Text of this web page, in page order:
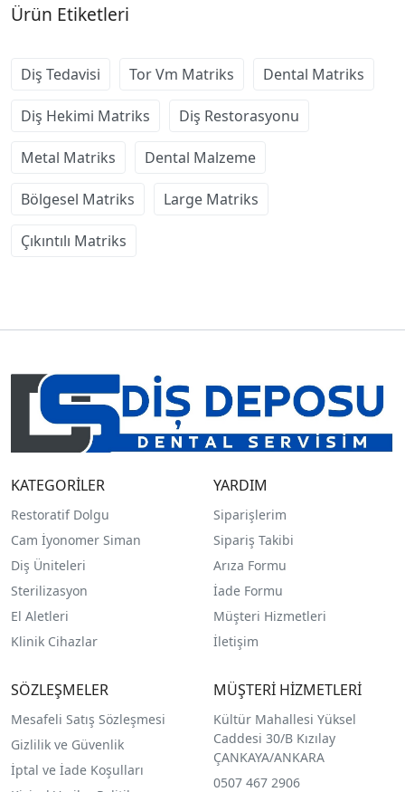
Ürün Etiketleri
Diş Tedavisi Tor Vm Matriks Dental Matriks
Diş Hekimi Matriks Diş Restorasyonu
Metal Matriks Dental Malzeme
Bölgesel Matriks Large Matriks
Çıkıntılı Matriks
KATEGORİLER
Restoratif Dolgu
Cam İyonomer Siman
Diş Üniteleri
Sterilizasyon
El Aletleri
Klinik Cihazlar
YARDIM
Siparişlerim
Sipariş Takibi
Arıza Formu
İade Formu
Müşteri Hizmetleri
İletişim
SÖZLEŞMELER
Mesafeli Satış Sözleşmesi
Gizlilik ve Güvenlik
İptal ve İade Koşulları
MÜŞTERİ HİZMETLERİ
Kültür Mahallesi Yüksel
Caddesi 30/B Kızılay
ÇANKAYA/ANKARA
0507 467 2906